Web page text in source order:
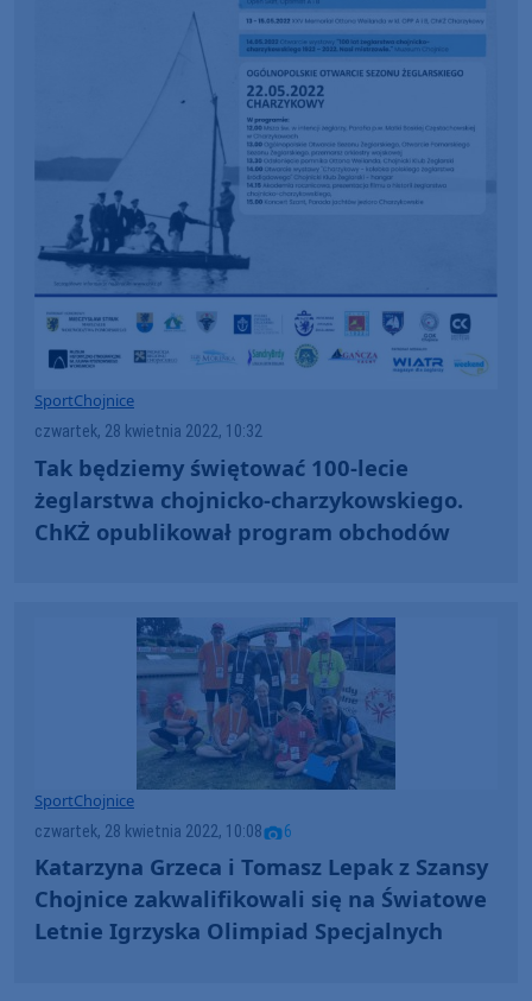
SportChojnice
czwartek, 28 kwietnia 2022, 10:32
Tak będziemy świętować 100-lecie
żeglarstwa chojnicko-charzykowskiego.
ChKŻ opublikował program obchodów
SportChojnice
czwartek, 28 kwietnia 2022, 10:08 6
Katarzyna Grzeca i Tomasz Lepak z Szansy
Chojnice zakwalifikowali się na Światowe
Letnie Igrzyska Olimpiad Specjalnych